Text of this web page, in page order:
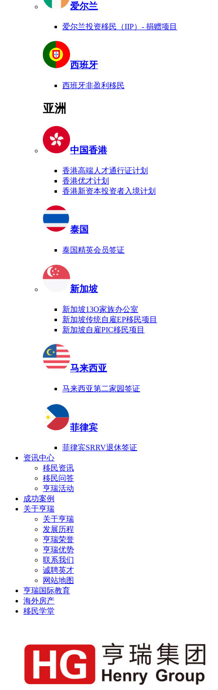
爱尔兰
爱尔兰投资移民（IIP）- 捐赠项目
西班牙
西班牙非盈利移民
亚洲
中国香港
香港高端人才通行证计划
香港优才计划
香港新资本投资者入境计划
泰国
泰国精英会员签证
新加坡
新加坡13O家族办公室
新加坡传统自雇EP移民项目
新加坡自雇PIC移民项目
马来西亚
马来西亚第二家园签证
菲律宾
菲律宾SRRV退休签证
资讯中心
移民资讯
移民问答
亨瑞活动
成功案例
关于亨瑞
关于亨瑞
发展历程
亨瑞荣誉
亨瑞优势
联系我们
诚聘英才
网站地图
亨瑞国际教育
海外房产
移民学堂